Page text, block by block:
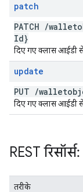
patch
PATCH /
Id}
दिए गए क्लास आईडी
update
PUT /
दिए गए क्लास आईडी
REST रिसॉर्स:
तरीके